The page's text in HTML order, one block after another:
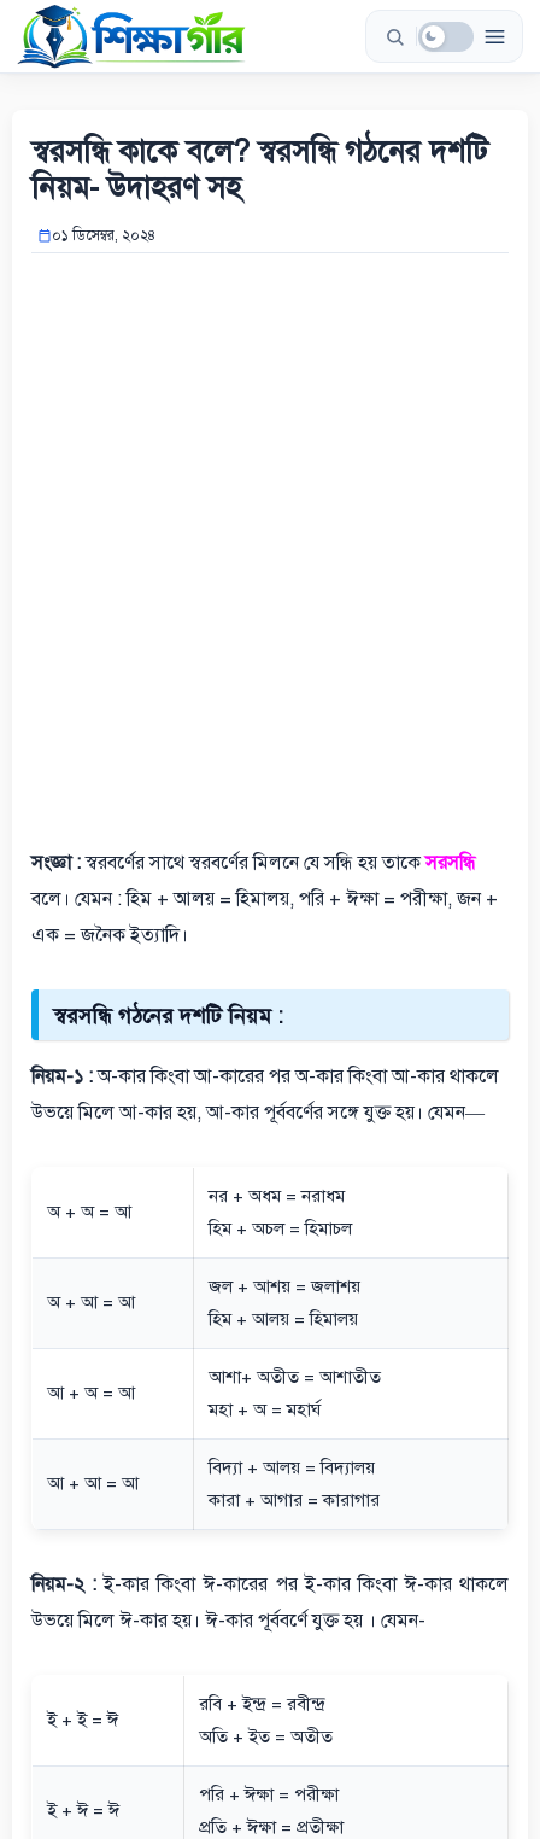
Skip
content
স্বরসন্ধি কাকে বলে? স্বরসন্ধি গঠনের দশটি
নিয়ম- উদাহরণ সহ
০১ ডিসেম্বর, ২০২৪
সংজ্ঞা :স্বরবর্ণের সাথে স্বরবর্ণের মিলনে যে সন্ধি হয় তাকেসরসন্ধি
বলে। যেমন : হিম + আলয় = হিমালয়, পরি + ঈক্ষা = পরীক্ষা, জন +
এক = জনৈক ইত্যাদি।
স্বরসন্ধি গঠনের দশটি নিয়ম :
নিয়ম-১ :অ-কার কিংবা আ-কারের পর অ-কার কিংবা আ-কার থাকলে
উভয়ে মিলে আ-কার হয়, আ-কার পূর্ববর্ণের সঙ্গে যুক্ত হয়। যেমন—
অ + অ = আ
নর + অধম = নরাধম
হিম + অচল = হিমাচল
অ + আ = আ
জল + আশয় = জলাশয়
হিম + আলয় = হিমালয়
আ + অ = আ
আশা+ অতীত = আশাতীত
মহা + অ = মহার্ঘ
আ + আ = আ
বিদ্যা + আলয় = বিদ্যালয়
কারা + আগার = কারাগার
নিয়ম-২ : ই-কার কিংবা ঈ-কারের পর ই-কার কিংবা ঈ-কার থাকলে
উভয়ে মিলে ঈ-কার হয়। ঈ-কার পূর্ববর্ণে যুক্ত হয় । যেমন-
ই + ই = ঈ
রবি + ইন্দ্র = রবীন্দ্র
অতি + ইত = অতীত
ই + ঈ = ঈ
পরি + ঈক্ষা = পরীক্ষা
প্রতি + ঈক্ষা = প্রতীক্ষা